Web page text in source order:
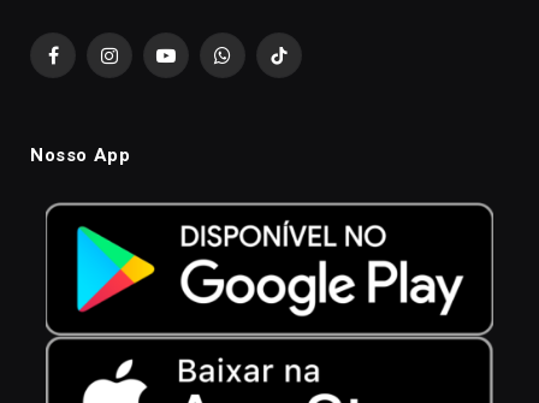
FacebookInstagramYouTubeWhatsAppTikTok
Nosso App